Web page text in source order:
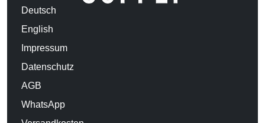
Deutsch
English
Impressum
Datenschutz
AGB
WhatsApp